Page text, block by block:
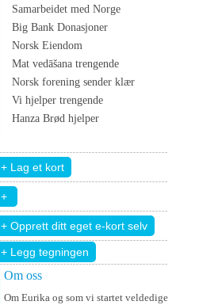
Samarbeidet med Norge
Big Bank Donasjoner
Norsk Eiendom
Mat vedāšana trengende
Norsk forening sender klær
Vi hjelper trengende
Hanza Brød hjelper
+ Legg tegningen
Om oss
Om Eurika og som vi startet veldedige